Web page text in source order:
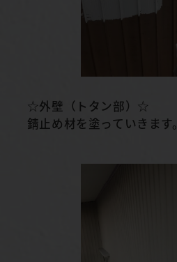
☆外壁（トタン部）☆
錆止め材を塗っていきます。